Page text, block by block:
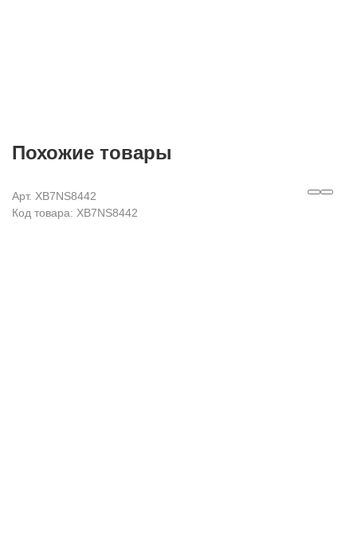
Похожие товары
Арт. XB7NS8442
Код товара: XB7NS8442